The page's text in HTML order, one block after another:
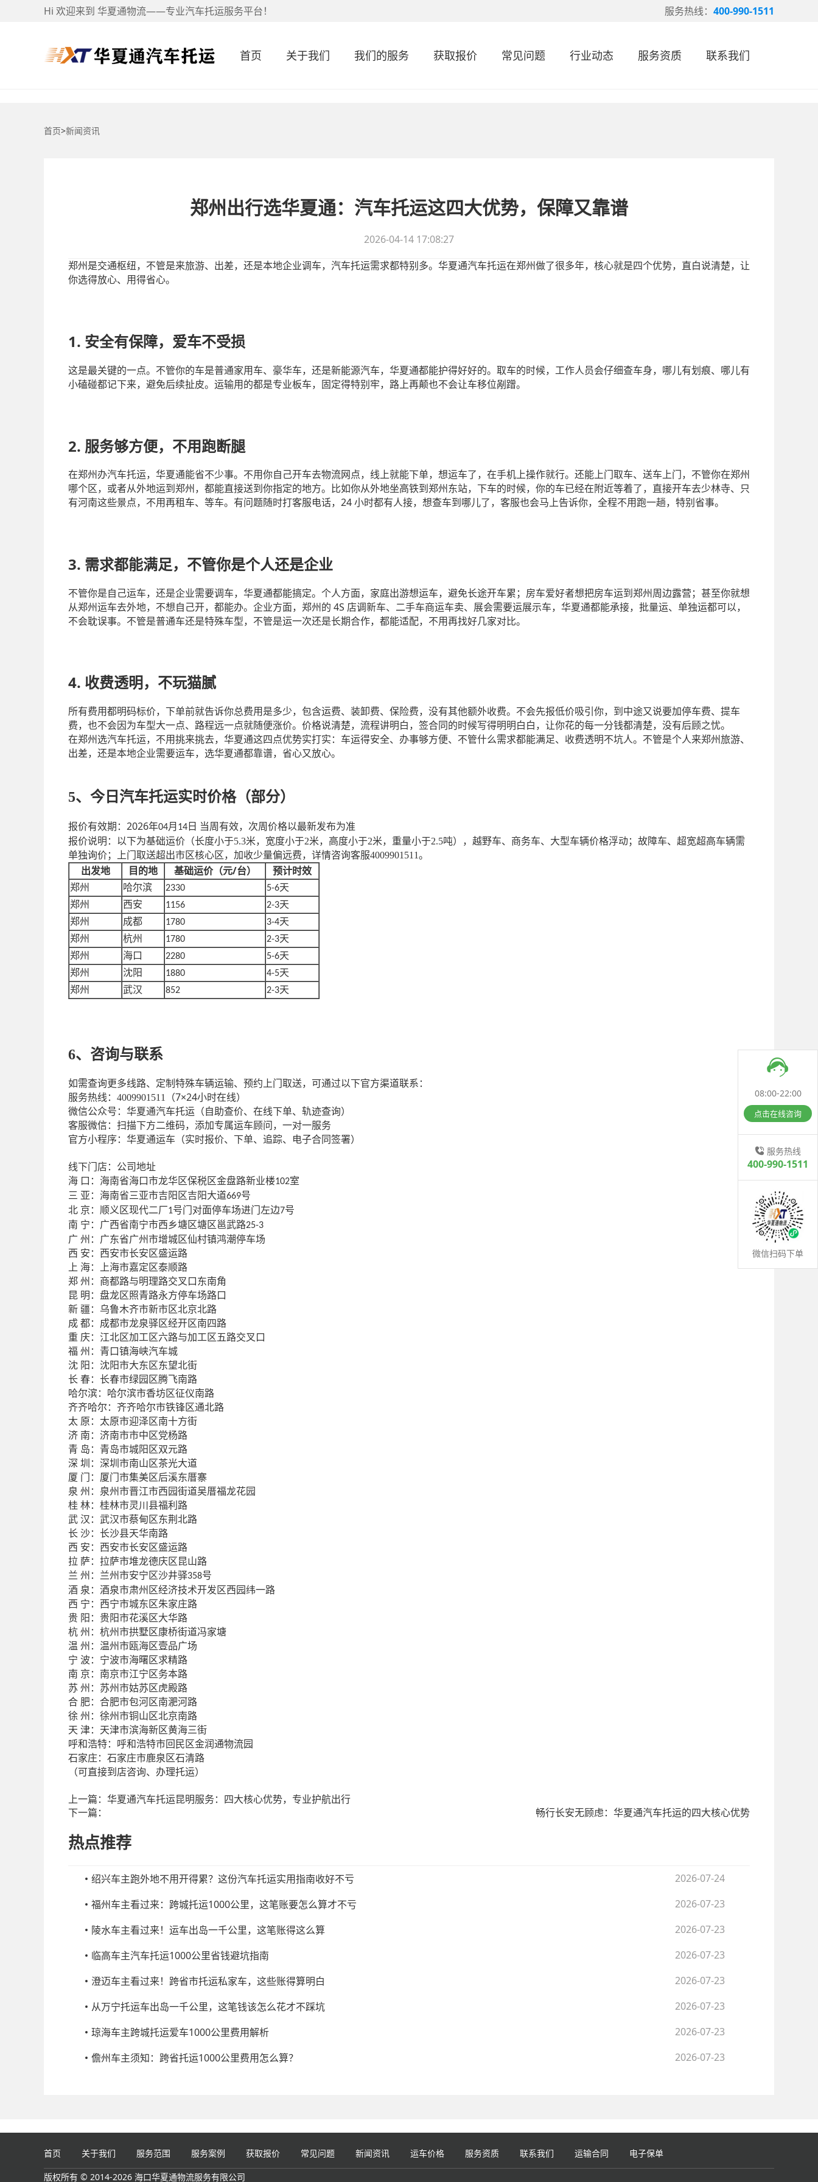
Hi 欢迎来到 华夏通物流——专业汽车托运服务平台！ 服务热线： 400-990-1511
首页 关于我们 我们的服务 获取报价 常见问题 行业动态 服务资质 联系我们
首页>新闻资讯
郑州出行选华夏通：汽车托运这四大优势，保障又靠谱
2026-04-14 17:08:27
郑州是交通枢纽，不管是来旅游、出差，还是本地企业调车，汽车托运需求都特别多。华夏通汽车托运在郑州做了很多年，核心就是四个优势，直白说清楚，让
你选得放心、用得省心。
1. 安全有保障，爱车不受损
这是最关键的一点。不管你的车是普通家用车、豪华车，还是新能源汽车，华夏通都能护得好好的。取车的时候，工作人员会仔细查车身，哪儿有划痕、哪儿有
小磕碰都记下来，避免后续扯皮。运输用的都是专业板车，固定得特别牢，路上再颠也不会让车移位剐蹭。
2. 服务够方便，不用跑断腿
在郑州办汽车托运，华夏通能省不少事。不用你自己开车去物流网点，线上就能下单，想运车了，在手机上操作就行。还能上门取车、送车上门，不管你在郑州
哪个区，或者从外地运到郑州，都能直接送到你指定的地方。比如你从外地坐高铁到郑州东站，下车的时候，你的车已经在附近等着了，直接开车去少林寺、只
有河南这些景点，不用再租车、等车。有问题随时打客服电话， 24 小时都有人接，想查车到哪儿了，客服也会马上告诉你，全程不用跑一趟，特别省事。
3. 需求都能满足，不管你是个人还是企业
不管你是自己运车，还是企业需要调车，华夏通都能搞定。个人方面，家庭出游想运车，避免长途开车累；房车爱好者想把房车运到郑州周边露营；甚至你就想
从郑州运车去外地，不想自己开，都能办。企业方面，郑州的 4S 店调新车、二手车商运车卖、展会需要运展示车，华夏通都能承接，批量运、单独运都可以，
不会耽误事。不管是普通车还是特殊车型，不管是运一次还是长期合作，都能适配，不用再找好几家对比。
4. 收费透明，不玩猫腻
所有费用都明码标价，下单前就告诉你总费用是多少，包含运费、装卸费、保险费，没有其他额外收费。不会先报低价吸引你，到中途又说要加停车费、提车
费，也不会因为车型大一点、路程远一点就随便涨价。价格说清楚，流程讲明白，签合同的时候写得明明白白，让你花的每一分钱都清楚，没有后顾之忧。
在郑州选汽车托运，不用挑来挑去，华夏通这四点优势实打实：车运得安全、办事够方便、不管什么需求都能满足、收费透明不坑人。不管是个人来郑州旅游、
出差，还是本地企业需要运车，选华夏通都靠谱，省心又放心。
5、 今日汽车托运实时价格（部分）
报价有效期： 2026年04月 14 日 当周 有效，次周 价格以最新发布为准
报价说明：以下为基础运价 （长度小于5.3米，宽度小于2米，高度小于2米，重量小于2.5吨） ， 越野车、商务车、大型车辆价格浮动；故障车、超宽超高车辆需
单独询价；上门取送超出市区核心区，加收少量偏远费，详情咨询客服4009901511。
出发地
目的地 基础运价（元/台）
预计时效
郑州
哈尔滨 2330 5-6天
郑州
西安 1156 2-3天
郑州
成都 1780 3-4天
郑州
杭州 1780 2-3天
郑州
海口 2280 5-6天
郑州
沈阳 1880 4-5天
郑州
武汉 852 2-3天
6、 咨询与联系
如需查询更多线路、定制特殊车辆运输、预约上门取送，可通过以下官方渠道联系：
服务热线： 4009901511（7×24小时在线）
微信公众号：华夏通汽车托运（自助查价、在线下单、轨迹查询）
客服微信：扫描下方二维码，添加专属运车顾问，一对一服务
官方小程序：华夏通运车（实时报价、下单、追踪、电子合同签署）
线下门店：公司地址
海 口：海南省海口市龙华区保税区金盘路新业楼102室
三 亚：海南省三亚市吉阳区吉阳大道669号
北 京：顺义区现代二厂1号门对面停车场进门左边7号
南 宁：广西省南宁市西乡塘区塘区邕武路25-3
广 州：广东省广州市增城区仙村镇鸿潮停车场
西 安：西安市长安区盛运路
上 海：上海市嘉定区泰顺路
郑 州：商都路与明理路交叉口东南角
昆 明：盘龙区照青路永方停车场路口
新 疆：乌鲁木齐市新市区北京北路
成 都：成都市龙泉驿区经开区南四路
重 庆：江北区加工区六路与加工区五路交叉口
福 州：青口镇海峡汽车城
沈 阳：沈阳市大东区东望北街
长 春：长春市绿园区腾飞南路
哈尔滨：哈尔滨市香坊区征仪南路
齐齐哈尔：齐齐哈尔市铁锋区通北路
太 原：太原市迎泽区南十方街
济 南：济南市市中区党杨路
青 岛：青岛市城阳区双元路
深 圳：深圳市南山区茶光大道
厦 门：厦门市集美区后溪东厝寨
泉 州：泉州市晋江市西园街道吴厝福龙花园
桂 林：桂林市灵川县福利路
武 汉：武汉市蔡甸区东荆北路
长 沙：长沙县天华南路
西 安：西安市长安区盛运路
拉 萨：拉萨市堆龙德庆区昆山路
兰 州：兰州市安宁区沙井驿358号
酒 泉：酒泉市肃州区经济技术开发区西园纬一路
西 宁：西宁市城东区朱家庄路
贵 阳：贵阳市花溪区大华路
杭 州：杭州市拱墅区康桥街道冯家塘
温 州：温州市瓯海区壹品广场
宁 波：宁波市海曙区求精路
南 京：南京市江宁区务本路
苏 州：苏州市姑苏区虎殿路
合 肥：合肥市包河区南淝河路
徐 州：徐州市铜山区北京南路
天 津：天津市滨海新区黄海三街
呼和浩特：呼和浩特市回民区金润通物流园
石家庄：石家庄市鹿泉区石清路
（可直接到店咨询、办理托运）
上一篇： 华夏通汽车托运昆明服务：四大核心优势，专业护航出行
下一篇：
畅行长安无顾虑：华夏通汽车托运的四大核心优势
热点推荐
绍兴车主跑外地不用开得累？这份汽车托运实用指南收好不亏
2026-07-24
福州车主看过来：跨城托运1000公里，这笔账要怎么算才不亏
2026-07-23
陵水车主看过来！运车出岛一千公里，这笔账得这么算
2026-07-23
临高车主汽车托运1000公里省钱避坑指南
2026-07-23
澄迈车主看过来！跨省市托运私家车，这些账得算明白
2026-07-23
从万宁托运车出岛一千公里，这笔钱该怎么花才不踩坑
2026-07-23
琼海车主跨城托运爱车1000公里费用解析
2026-07-23
儋州车主须知：跨省托运1000公里费用怎么算？
2026-07-23
首页 关于我们 服务范围 服务案例 获取报价 常见问题 新闻资讯 运车价格 服务资质 联系我们 运输合同 电子保单
版权所有 © 2014-2026 海口华夏通物流服务有限公司
08:00-22:00
点击在线咨询
服务热线
400-990-1511
微信扫码下单